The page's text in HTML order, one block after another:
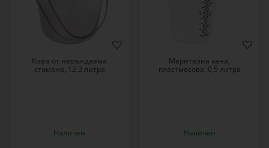
Кофа от неръждаема
стомана, 12,3 литра
Наличен
Мерителна кана,
пластмасова, 0,5 литра
Наличен